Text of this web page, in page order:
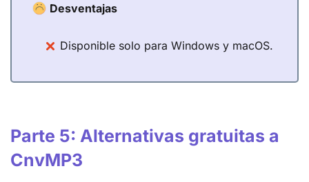
Desventajas
Disponible solo para Windows y macOS.
Parte 5: Alternativas gratuitas a
CnvMP3